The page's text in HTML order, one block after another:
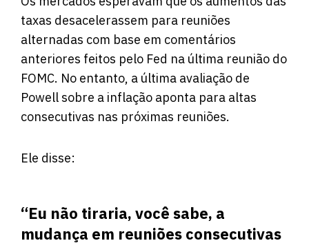
taxas desacelerassem para reuniões
alternadas com base em comentários
anteriores feitos pelo Fed na última reunião do
FOMC. No entanto, a última avaliação de
Powell sobre a inflação aponta para altas
consecutivas nas próximas reuniões.
Ele disse:
“Eu não tiraria, você sabe, a
mudança em reuniões consecutivas